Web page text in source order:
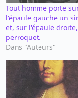
Tout homme porte
l'épaule gauche un
et, sur l'épaule
perroquet.
Dans "Auteurs"